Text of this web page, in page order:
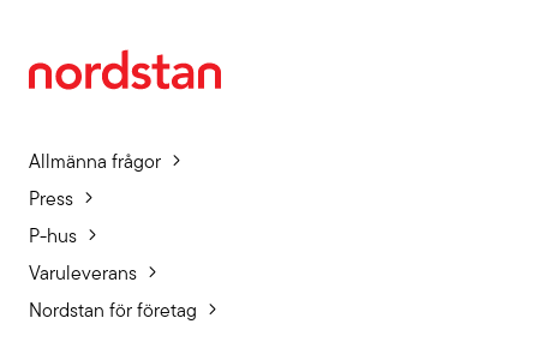
Allmänna frågor
Press
P-hus
Varuleverans
Nordstan för företag